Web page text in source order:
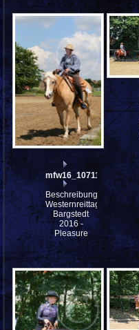
mfw16_107117ww
Beschreibung:
Westernreittage
Bargstedt
2016 -
Pleasure